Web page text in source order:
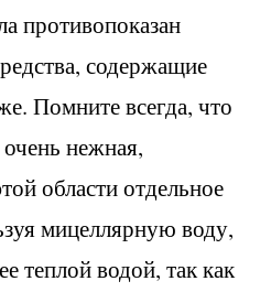
противопоказан
содержащие
Помните всегда, что
нежная,
области отдельное
мицеллярную воду,
теплой водой, так как